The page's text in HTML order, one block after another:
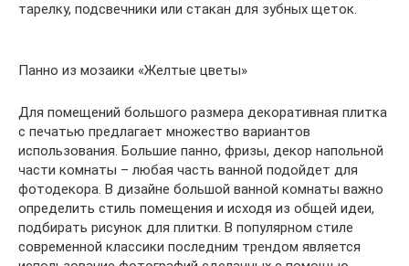
тарелку, подсвечники или стакан для зубных щеток.
Панно из мозаики «Желтые цветы»
Для помещений большого размера декоративная плитка
с печатью предлагает множество вариантов
использования. Большие панно, фризы, декор напольной
части комнаты – любая часть ванной подойдет для
фотодекора. В дизайне большой ванной комнаты важно
определить стиль помещения и исходя из общей идеи,
подбирать рисунок для плитки. В популярном стиле
современной классики последним трендом является